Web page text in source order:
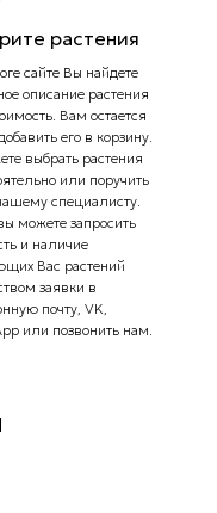
растения
сайте Вы найдете
описание растения
Вам остается
его в корзину.
выбрать растения
или поручить
специалисту.
можете запросить
и наличие
Вас растений
заявки в
почту, VK,
или позвонить нам.